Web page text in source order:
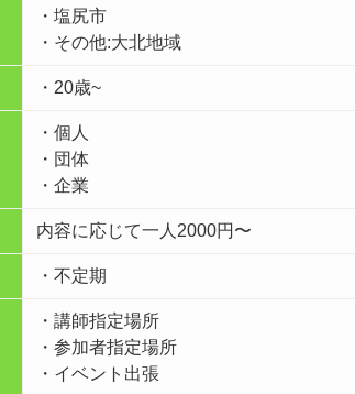
・塩尻市
・その他:大北地域
・20歳~
・個人
・団体
・企業
内容に応じて一人2000円〜
・不定期
・講師指定場所
・参加者指定場所
・イベント出張